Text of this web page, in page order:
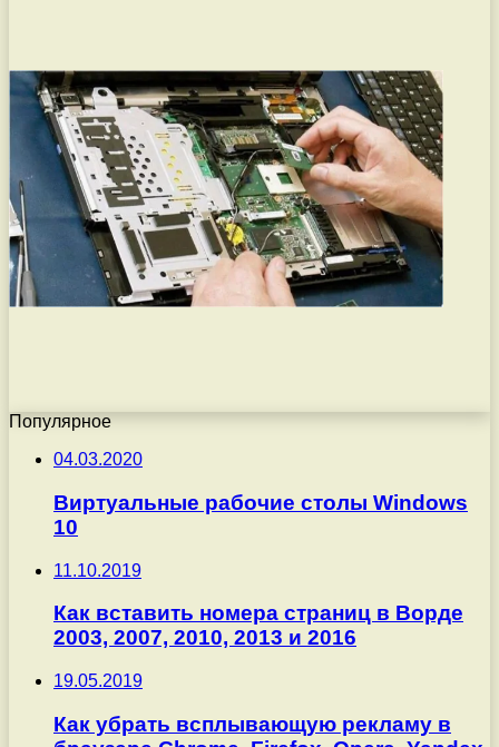
Популярное
04.03.2020
Виртуальные рабочие столы Windows
10
11.10.2019
Как вставить номера страниц в Ворде
2003, 2007, 2010, 2013 и 2016
19.05.2019
Как убрать всплывающую рекламу в